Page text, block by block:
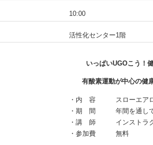
10:00
活性化センター1階
いっぱいUGOこう！
有酸素運動が中心の健
・内 容 スローエアロ
・期 間 年間を通して
・講 師 インストラ
・参加費 無料